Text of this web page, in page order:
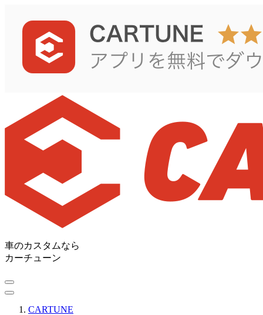
車のカスタムなら
カーチューン
CARTUNE